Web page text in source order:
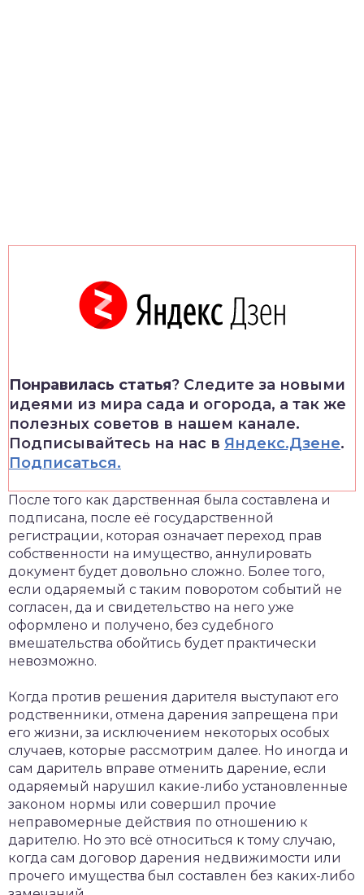
Понравилась статья? Следите за новыми
идеями из мира сада и огорода, а так же
полезных советов в нашем канале.
Подписывайтесь на нас в Яндекс.Дзене.
Подписаться.
После того как дарственная была составлена и
подписана, после её государственной
регистрации, которая означает переход прав
собственности на имущество, аннулировать
документ будет довольно сложно. Более того,
если одаряемый с таким поворотом событий не
согласен, да и свидетельство на него уже
оформлено и получено, без судебного
вмешательства обойтись будет практически
невозможно.
Когда против решения дарителя выступают его
родственники, отмена дарения запрещена при
его жизни, за исключением некоторых особых
случаев, которые рассмотрим далее. Но иногда и
сам даритель вправе отменить дарение, если
одаряемый нарушил какие-либо установленные
законом нормы или совершил прочие
неправомерные действия по отношению к
дарителю. Но это всё относиться к тому случаю,
когда сам договор дарения недвижимости или
прочего имущества был составлен без каких-либо